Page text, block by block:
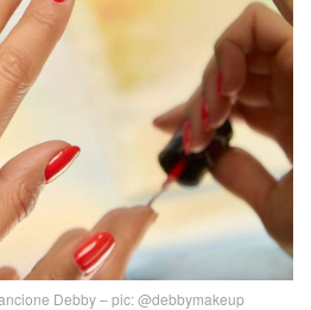
Debby – pic: @debbymakeup